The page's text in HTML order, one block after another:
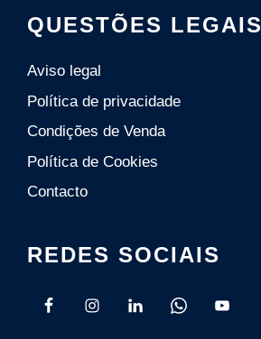
QUESTÕES LEGAIS
Aviso legal
Política de privacidade
Condições de Venda
Polí­tica de Cookies
Contacto
REDES SOCIAIS